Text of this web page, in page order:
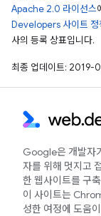
Apache 2.0 라이선스
Developers 사이트 정
사의 등록 상표입니다.
최종 업데이트: 2019-
Google은 개발자
자를 위해 멋지고
한 웹사이트를 구
이 사이트는
성한 여정에 도움